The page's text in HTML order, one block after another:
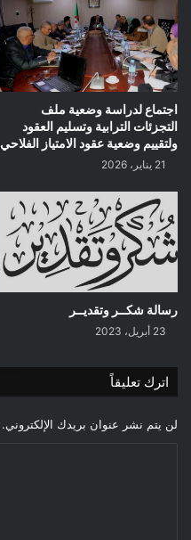
اجتماع لدراسة وضعية ملف
التجزئات الترابية وتسليم العقود
ولتقييم وضعية عقود الامتياز الفلاحي
21 يناير، 2026
رسالة شكــر وتقديــر
23 أبريل، 2023
اترك تعليقاً
لن يتم نشر عنوان بريدك الإلكتروني.